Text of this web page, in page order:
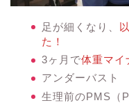
足が細くなり、
た ！
3ヶ月で体重マイ
アンダーバスト
生理前のPMS（